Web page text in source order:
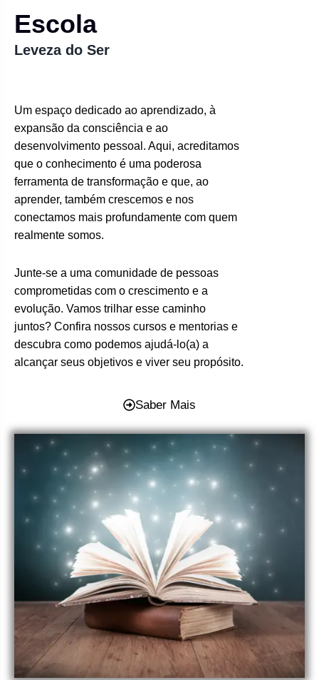
Escola
Leveza do Ser
Um espaço dedicado ao aprendizado, à
expansão da consciência e ao
desenvolvimento pessoal. Aqui, acreditamos
que o conhecimento é uma poderosa
ferramenta de transformação e que, ao
aprender, também crescemos e nos
conectamos mais profundamente com quem
realmente somos.
Junte-se a uma comunidade de pessoas
comprometidas com o crescimento e a
evolução. Vamos trilhar esse caminho
juntos? Confira nossos cursos e mentorias e
descubra como podemos ajudá-lo(a) a
alcançar seus objetivos e viver seu propósito.
Saber Mais